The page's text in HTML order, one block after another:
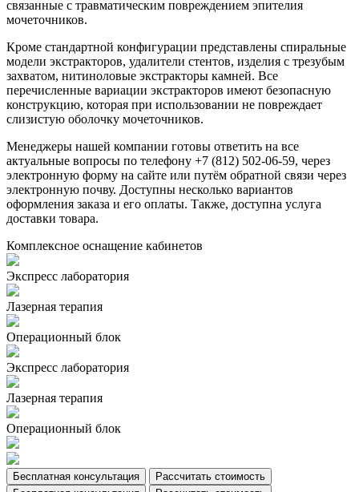
связанные с травматическим повреждением эпителия
мочеточников.
Кроме стандартной конфигурации представлены спиральные
модели экстракторов, удалители стентов, изделия с трезубым
захватом, нитиноловые экстракторы камней. Все
перечисленные вариации экстракторов имеют безопасную
конструкцию, которая при использовании не повреждает
слизистую оболочку мочеточников.
Менеджеры нашей компании готовы ответить на все
актуальные вопросы по телефону +7 (812) 502-06-59, через
электронную форму на сайте или путём обратной связи через
электронную почву. Доступны несколько вариантов
оформления заказа и его оплаты. Также, доступна услуга
доставки товара.
Комплексное оснащение кабинетов
Экспресс лаборатория
Лазерная терапия
Операционный блок
Экспресс лаборатория
Лазерная терапия
Операционный блок
Бесплатная консультация
Рассчитать стоимость